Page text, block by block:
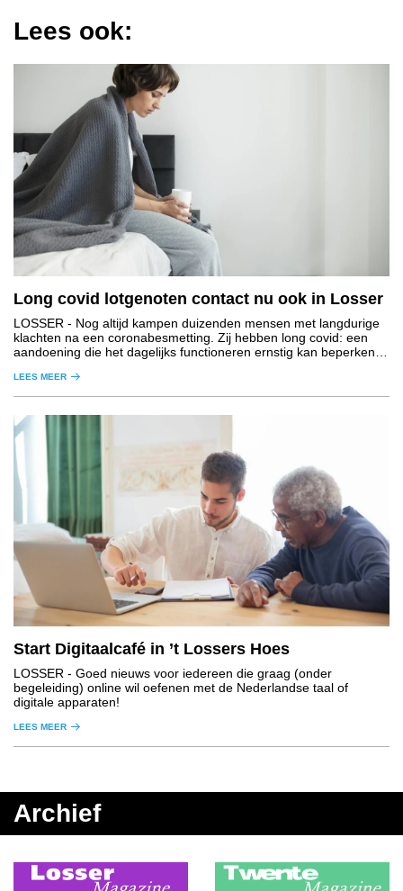
Lees ook:
Long covid lotgenoten contact nu ook in Losser
LOSSER - Nog altijd kampen duizenden mensen met langdurige
klachten na een coronabesmetting. Zij hebben long covid: een
aandoening die het dagelijks functioneren ernstig kan beperken
behandeling beschikbaar is.
LEES MEER
Start Digitaalcafé in ’t Lossers Hoes
LOSSER - Goed nieuws voor iedereen die graag (onder
begeleiding) online wil oefenen met de Nederlandse taal of
digitale apparaten!
LEES MEER
Archief